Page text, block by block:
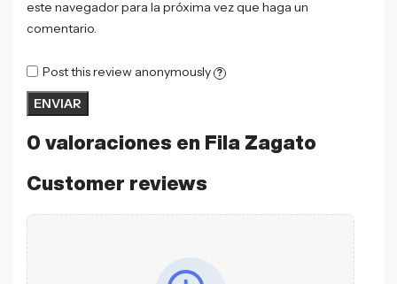
0 valoraciones en Fila Zagato
Customer reviews
este navegador para la próxima vez que haga un
comentario.
Post this review anonymously ?